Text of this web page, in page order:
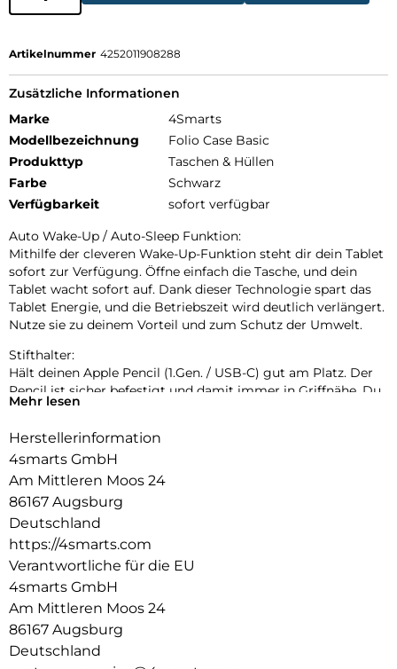
Artikelnummer 4252011908288
Zusätzliche Informationen
Marke
4Smarts
Modellbezeichnung
Folio Case Basic
Produkttyp
Taschen & Hüllen
Farbe
Schwarz
Verfügbarkeit
sofort verfügbar
Auto Wake-Up / Auto-Sleep Funktion:
Mithilfe der cleveren Wake-Up-Funktion steht dir dein Tablet
sofort zur Verfügung. Öffne einfach die Tasche, und dein
Tablet wacht sofort auf. Dank dieser Technologie spart das
Tablet Energie, und die Betriebszeit wird deutlich verlängert.
Nutze sie zu deinem Vorteil und zum Schutz der Umwelt.
Stifthalter:
Hält deinen Apple Pencil (1.Gen. / USB-C) gut am Platz. Der
Pencil ist sicher befestigt und damit immer in Griffnähe. Du
musst nicht mehr befürchten, es zu verlieren. Darüber
Schutzklappe vor Beschädigungen und Kratzern geschützt.
Mehrstufige Standfunktion:
Geräts mit zwei Betrachtungswinkeln für den Video- und den
Tastaturmodus. Die Schreib- und Betrachtungswinkel
entsprechen den Anforderungen des täglichen Gebrauchs
und sind somit praktisch und komfortabel. Die Möglichkeit,
das Tablet zu benutzen, ohne es ständig in der Hand halten
komfortabler und ermöglicht eine bequeme Sicht auf den
Bildschirm für die Filmwiedergabe.
Mehr lesen
Herstellerinformation
4smarts GmbH
Am Mittleren Moos 24
86167 Augsburg
Deutschland
https://4smarts.com
Verantwortliche für die EU
4smarts GmbH
Am Mittleren Moos 24
86167 Augsburg
Deutschland